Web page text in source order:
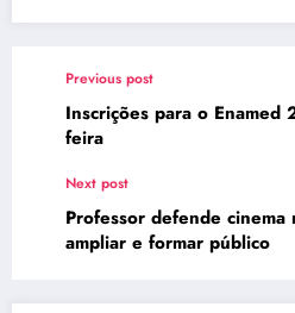
Previous post
Inscrições para o Enamed
feira
Next post
Professor defende cinema
ampliar e formar público